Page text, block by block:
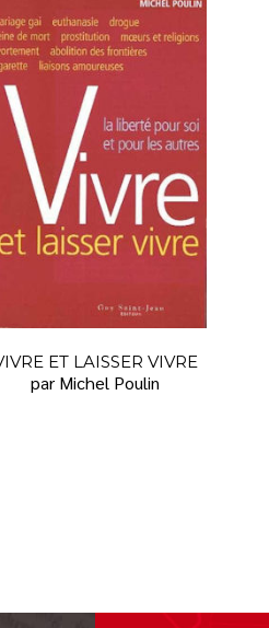
ET LAISSER VIVRE
par Michel Poulin